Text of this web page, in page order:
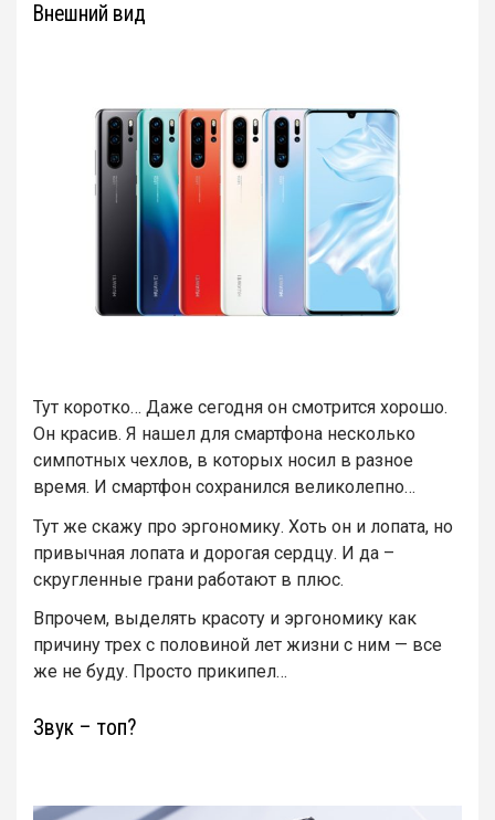
Внешний вид
Тут коротко… Даже сегодня он смотрится хорошо.
Он красив. Я нашел для смартфона несколько
симпотных чехлов, в которых носил в разное
время. И смартфон сохранился великолепно…
Тут же скажу про эргономику. Хоть он и лопата, но
привычная лопата и дорогая сердцу. И да –
скругленные грани работают в плюс.
Впрочем, выделять красоту и эргономику как
причину трех с половиной лет жизни с ним — все
же не буду. Просто прикипел…
Звук – топ?